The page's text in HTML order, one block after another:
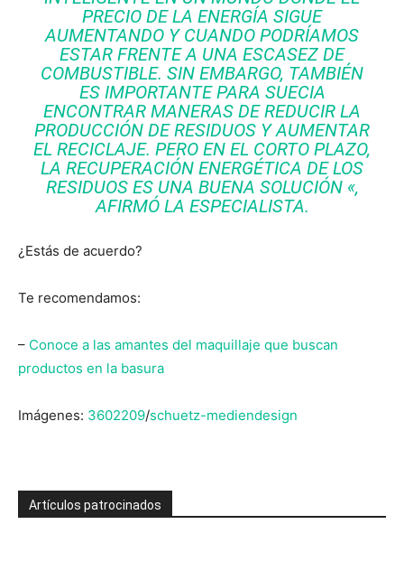
PRECIO DE LA ENERGÍA SIGUE
AUMENTANDO Y CUANDO PODRÍAMOS
ESTAR FRENTE A UNA ESCASEZ DE
COMBUSTIBLE. SIN EMBARGO, TAMBIÉN
ES IMPORTANTE PARA SUECIA
ENCONTRAR MANERAS DE REDUCIR LA
PRODUCCIÓN DE RESIDUOS Y AUMENTAR
EL RECICLAJE. PERO EN EL CORTO PLAZO,
LA RECUPERACIÓN ENERGÉTICA DE LOS
RESIDUOS ES UNA BUENA SOLUCIÓN «,
AFIRMÓ LA ESPECIALISTA.
¿Estás de acuerdo?
Te recomendamos:
– Conoce a las amantes del maquillaje que buscan
productos en la basura
Imágenes: 3602209/schuetz-mediendesign
Artículos patrocinados